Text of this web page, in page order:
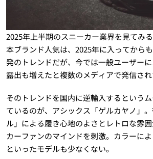
2025年上半期のスニーカー業界を見てみ
本ブランド人気は、2025年に入ってから
発のトレンドだが、今では一般ユーザー
露出も増えたと複数のメディアで発信され
そのトレンドを国内に逆輸入するという
ているのが、アシックス「ゲルカヤノ」
ル」による履き心地のよさとレトロな雰
カーファンのマインドを刺激。カラーに
といったモデルも少なくない。